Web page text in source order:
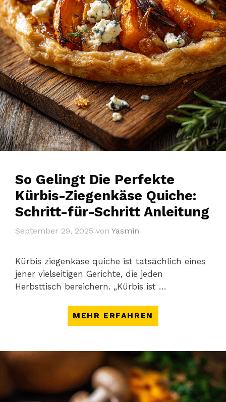
So Gelingt Die Perfekte
Kürbis-Ziegenkäse Quiche:
Schritt-für-Schritt Anleitung
September 29, 2025 vonYasmin
Kürbis ziegenkäse quiche ist tatsächlich eines
jener vielseitigen Gerichte, die jeden
Herbsttisch bereichern. „Kürbis ist …
MEHR ERFAHREN